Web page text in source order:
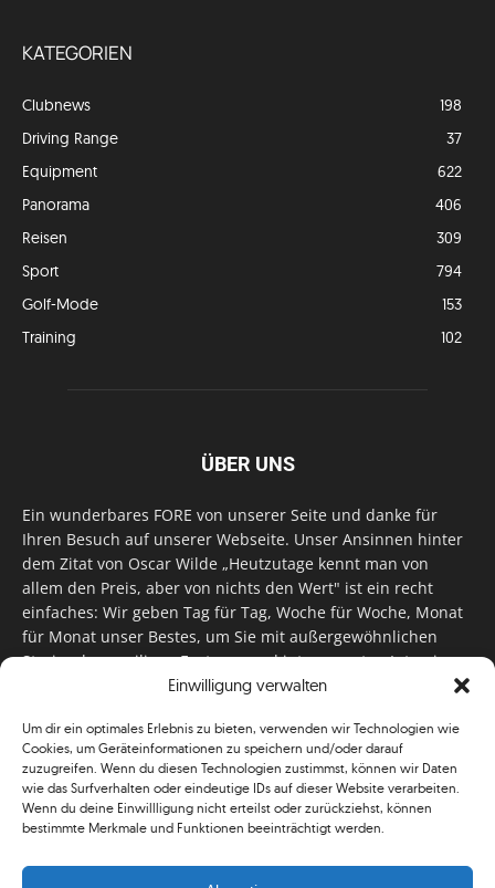
Einwilligung verwalten
Um dir ein optimales Erlebnis zu bieten, verwenden wir Technologien wie
Cookies, um Geräteinformationen zu speichern und/oder darauf
zuzugreifen. Wenn du diesen Technologien zustimmst, können wir Daten
wie das Surfverhalten oder eindeutige IDs auf dieser Website verarbeiten.
Wenn du deine Einwillligung nicht erteilst oder zurückziehst, können
bestimmte Merkmale und Funktionen beeinträchtigt werden.
KATEGORIEN
Clubnews
198
Driving Range
37
Equipment
622
Panorama
406
Reisen
309
Sport
794
Golf-Mode
153
Training
102
ÜBER UNS
Ein wunderbares FORE von unserer Seite und danke für
Ihren Besuch auf unserer Webseite. Unser Ansinnen hinter
dem Zitat von Oscar Wilde „Heutzutage kennt man von
allem den Preis, aber von nichts den Wert" ist ein recht
einfaches: Wir geben Tag für Tag, Woche für Woche, Monat
für Monat unser Bestes, um Sie mit außergewöhnlichen
Stories, kurzweiligen Features und interessanten Interviews
zu versorgen. Im Magazin, auf unserer Website & auf
klassischen Wortsinn nicht nur Anerkennung!